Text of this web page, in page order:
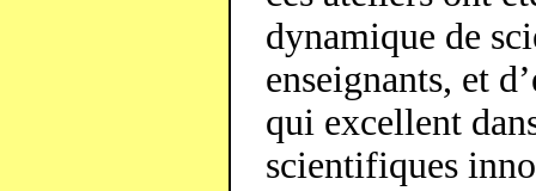
dynamique de
enseignants, et
qui excellent
scientifiques